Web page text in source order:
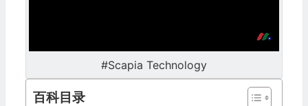
#Scapia Technology
百科目录